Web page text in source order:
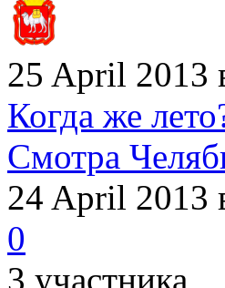
25 April 2013
Когда же
Смотра
24 April 2013
0
3 участника